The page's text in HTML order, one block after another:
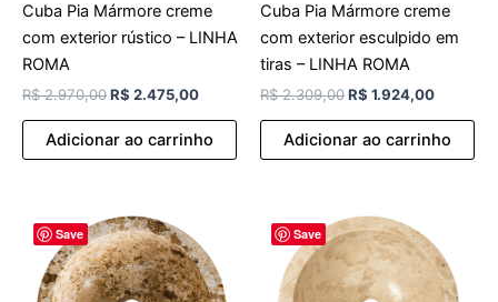
Cuba Pia Mármore creme
com exterior rústico – LINHA
ROMA
R$2.970,00R$ 2.475,00
Adicionar ao carrinho
Cuba Pia Mármore creme
com exterior esculpido em
tiras – LINHA ROMA
R$2.309,00R$ 1.924,00
Adicionar ao carrinho
Save
O
preço
original
era:
R$ 2.423,00.
atual
é:
R$ 2.019,00.
Save
O
preço
original
era:
R$ 3.492,00.
atual
é:
R$